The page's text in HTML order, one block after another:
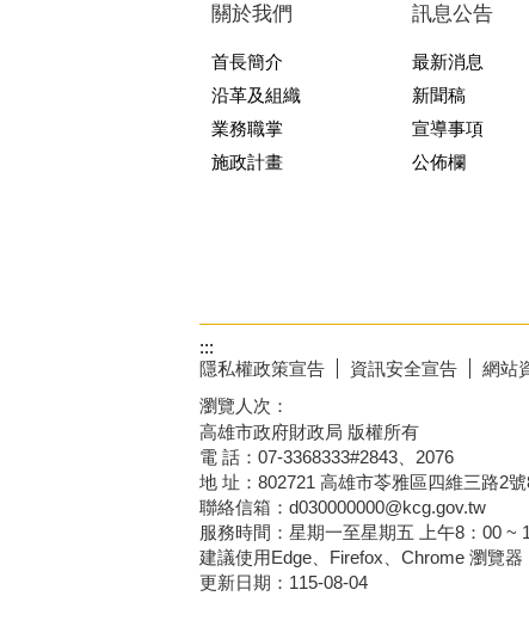
關於我們
首長簡介
沿革及組織
業務職掌
施政計畫
訊息公告
最新消息
新聞稿
宣導事項
公佈欄
:::
隱私權政策宣告
資訊安全宣告
網站
瀏覽人次：
高雄市政府財政局 版權所有
電 話：07-3368333#2843、2076
地 址：802721 高雄市苓雅區四維三路2
聯絡信箱：d030000000@kcg.gov.tw
服務時間：星期一至星期五 上午8：00 ~
建議使用Edge、Firefox、Chrome 瀏覽
更新日期： 115-08-04